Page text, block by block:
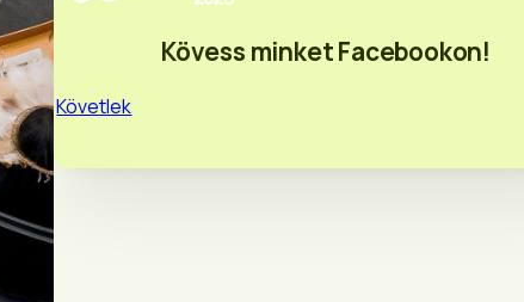
Kövess minket Facebookon!
Követlek